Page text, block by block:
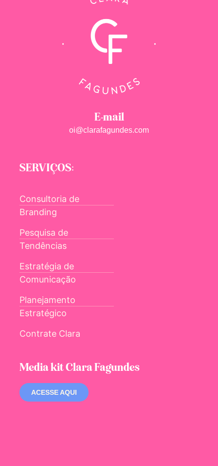
E-mail
oi@clarafagundes.com
SERVIÇOS:
Consultoria de
Branding
Pesquisa de
Tendências
Estratégia de
Comunicação
Planejamento
Estratégico
Contrate Clara
Media kit Clara Fagundes
ACESSE AQUI